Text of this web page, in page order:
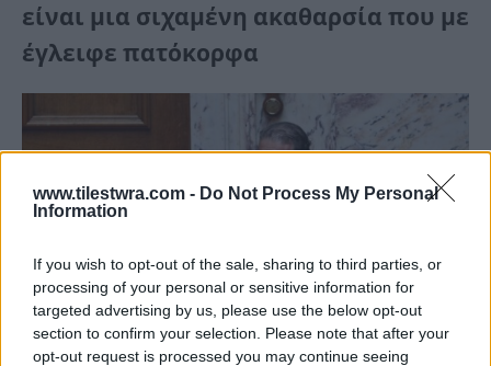
www.tilestwra.com - Do Not Process My Personal
Information
If you wish to opt-out of the sale, sharing to third parties, or
processing of your personal or sensitive information for
targeted advertising by us, please use the below opt-out
section to confirm your selection. Please note that after your
opt-out request is processed you may continue seeing
είναι μια σιχαμένη ακαθαρσία που με
έγλειφε πατόκορφα